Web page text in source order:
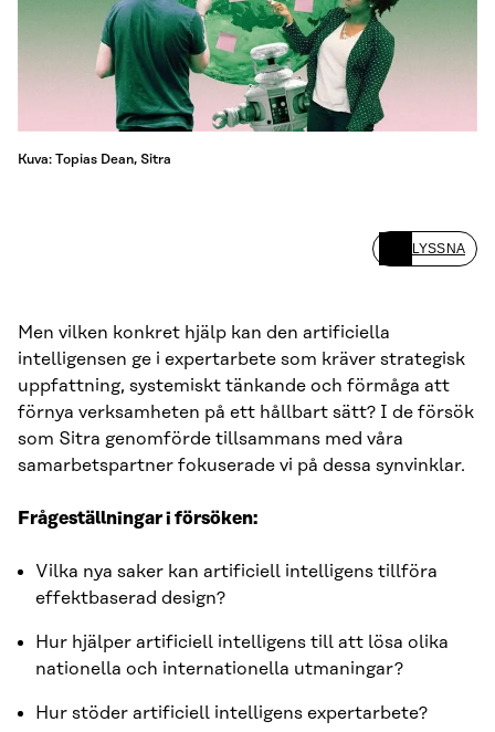
Kuva: Topias Dean, Sitra
LYSSNA
Men vilken konkret hjälp kan den artificiella
intelligensen ge i expertarbete som kräver strategisk
uppfattning, systemiskt tänkande och förmåga att
förnya verksamheten på ett hållbart sätt? I de försök
som Sitra genomförde tillsammans med våra
samarbetspartner fokuserade vi på dessa synvinklar.
Frågeställningar i försöken:
Vilka nya saker kan artificiell intelligens tillföra
effektbaserad design?
Hur hjälper artificiell intelligens till att lösa olika
nationella och internationella utmaningar?
Hur stöder artificiell intelligens expertarbete?